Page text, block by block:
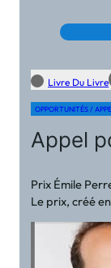
Livre Du Livre
OPPORTUNITÉS /
Appel
Prix Émile
Le prix, créé